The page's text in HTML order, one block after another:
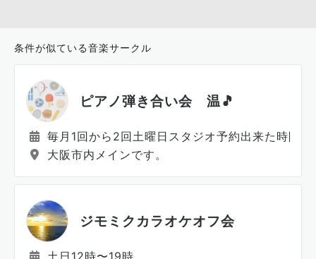
条件が似ている音楽サークル
ピアノ弾き合い会 温🎵
毎月1回から2回土曜日スタジオ予約出来た時間
大阪市内メインです。
ジモミクカラオケオフ会
土日12時〜19時